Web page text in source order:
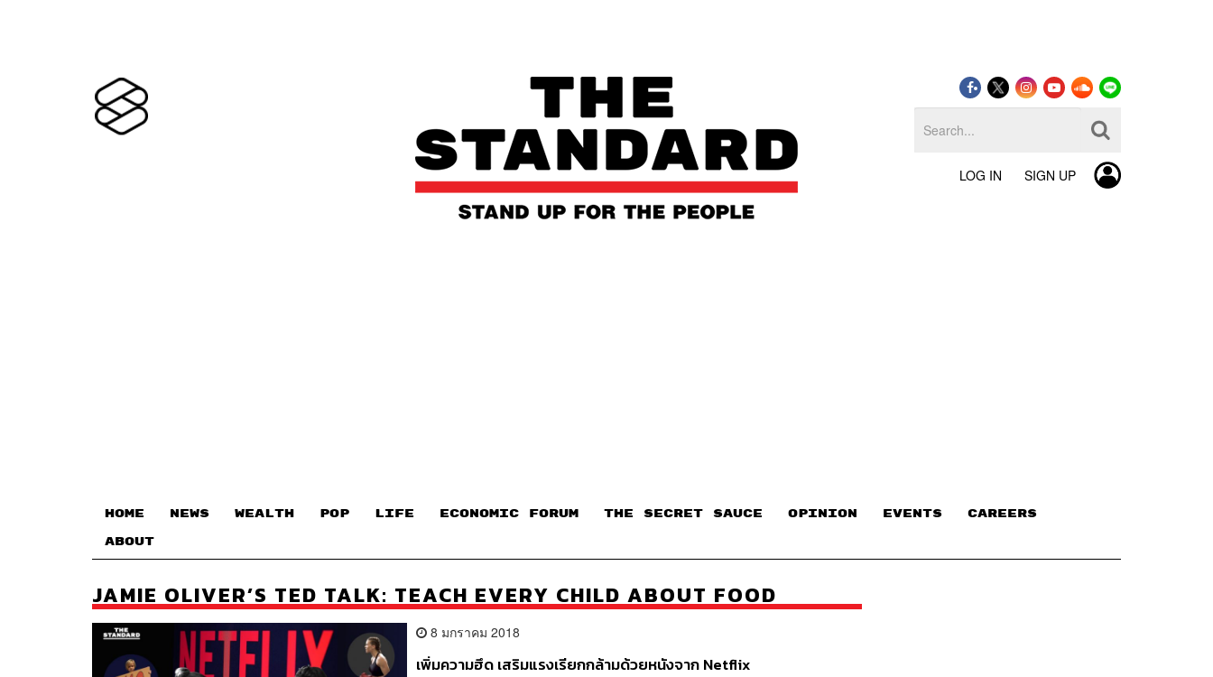
LOG IN SIGN UP
HOME NEWS WEALTH POP LIFE ECONOMIC FORUM THE SECRET SAUCE​ OPINION EVENTS CAREERS
ABOUT
JAMIE OLIVER’S TED TALK: TEACH EVERY CHILD ABOUT FOOD
8 มกราคม 2018
เพิ่มความฮึด เสริมแรงเรียกกล้ามด้วยหนังจาก Netflix